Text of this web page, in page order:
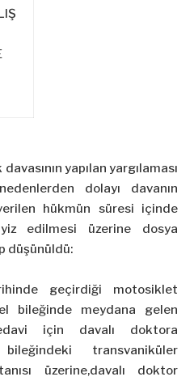
yapılan yargılaması
dolayı davanın
hükmün süresi içinde
edilmesi üzerine dosya
düşünüldü:
geçirdiği motosiklet
bileğinde meydana gelen
için davalı doktora
transvaniküler
üzerine,davalı doktor